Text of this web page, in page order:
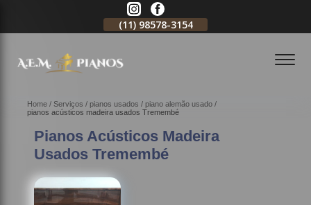
(11) 98578-3154
Home Serviços pianos usados
piano alemão usado
pianos acústicos madeira usados Tremembé
Pianos Acústicos Madeira
Usados Tremembé